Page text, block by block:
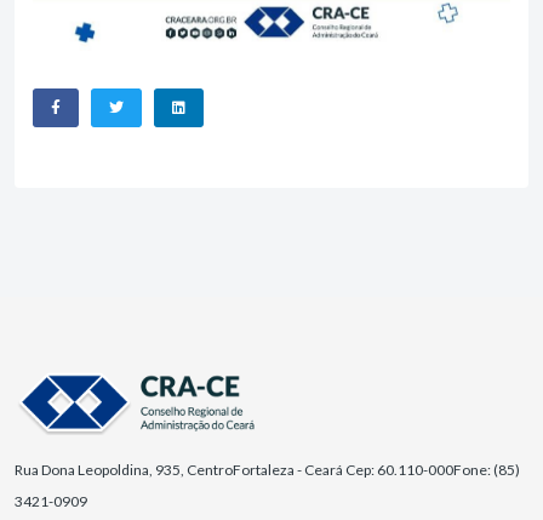
Rua Dona Leopoldina, 935, CentroFortaleza - Ceará Cep: 60.110-000Fone: (85)
3421-0909